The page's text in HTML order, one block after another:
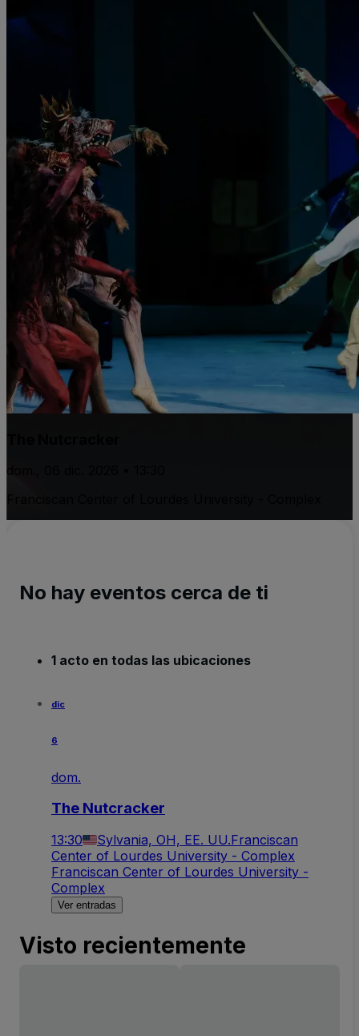
No hay eventos cerca de ti
1 acto en todas las ubicaciones
dic
6
dom.
The Nutcracker
13:30 Sylvania, OH, EE. UU.Franciscan
Center of Lourdes University - Complex
Franciscan Center of Lourdes University -
Complex
Ver entradas
Visto recientemente